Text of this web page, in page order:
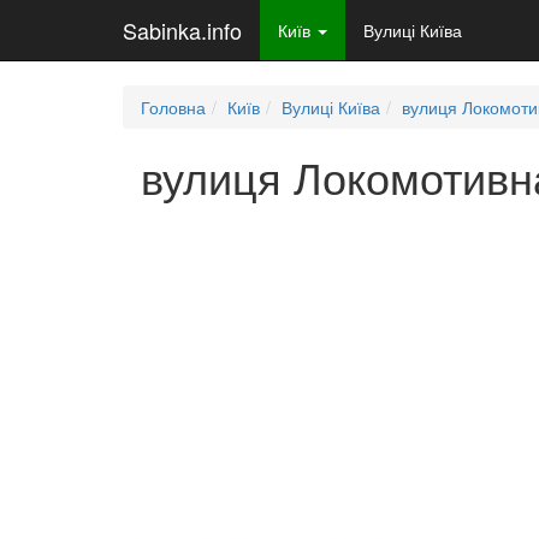
Sabinka.info Київ Вулиці Київа
Головна Київ Вулиці Київа вулиця
вулиця